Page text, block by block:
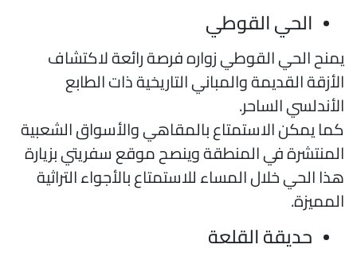
الحي القوطي
الحي القوطي زواره فرصة رائعة لاكتشاف
القديمة والمباني التاريخية ذات الطابع
الساحر.
يمكن الاستمتاع بالمقاهي والأسواق الشعبية
في المنطقة وينصح موقع سفريتي بزيارة
الحي خلال المساء للاستمتاع بالأجواء التراثية
حديقة القلعة